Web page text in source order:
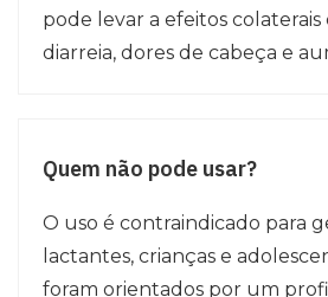
pode levar a efeitos colaterais
diarreia, dores de cabeça e
Quem não pode usar?
O uso é contraindicado para
lactantes, crianças e
foram orientados por um